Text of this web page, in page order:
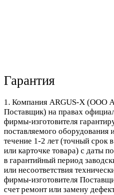
Гарантия
1. Компания ARGUS-X (ООО
Поставщик) на правах
фирмы-изготовителя
поставляемого оборудования
течение 1-2 лет (точный срок
или карточке товара) с даты
в гарантийный период
или несоответствия
фирмы-изготовителя
счет ремонт или замену